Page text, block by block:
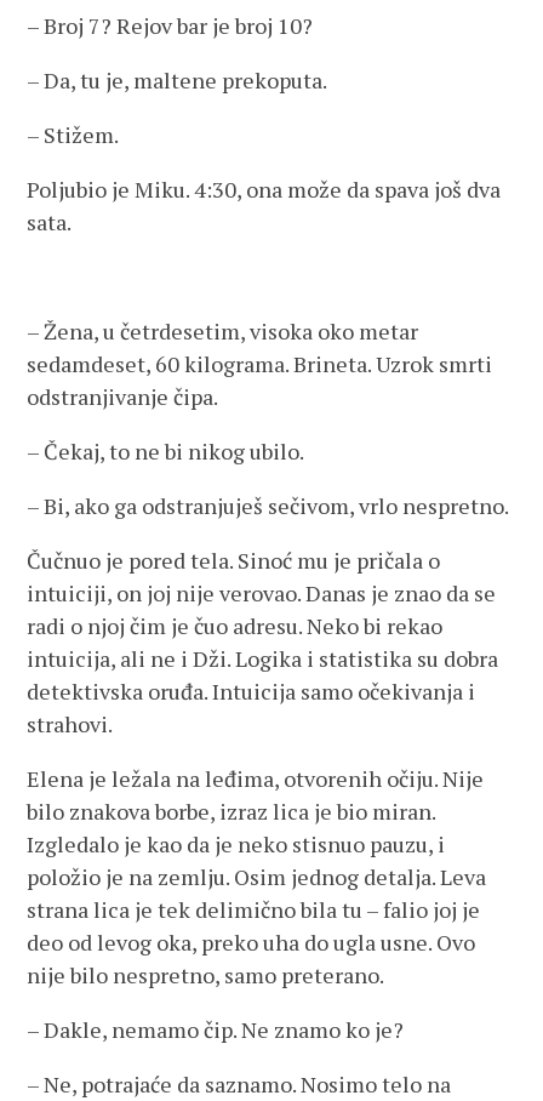
– Broj 7? Rejov bar je broj 10?
– Da, tu je, maltene prekoputa.
– Stižem.
Poljubio je Miku. 4:30, ona može da spava još dva
sata.
– Žena, u četrdesetim, visoka oko metar
sedamdeset, 60 kilograma. Brineta. Uzrok smrti
odstranjivanje čipa.
– Čekaj, to ne bi nikog ubilo.
– Bi, ako ga odstranjuješ sečivom, vrlo nespretno.
Čučnuo je pored tela. Sinoć mu je pričala o
intuiciji, on joj nije verovao. Danas je znao da se
radi o njoj čim je čuo adresu. Neko bi rekao
intuicija, ali ne i Dži. Logika i statistika su dobra
detektivska oruđa. Intuicija samo očekivanja i
strahovi.
Elena je ležala na leđima, otvorenih očiju. Nije
bilo znakova borbe, izraz lica je bio miran.
Izgledalo je kao da je neko stisnuo pauzu, i
položio je na zemlju. Osim jednog detalja. Leva
strana lica je tek delimično bila tu – falio joj je
deo od levog oka, preko uha do ugla usne. Ovo
nije bilo nespretno, samo preterano.
– Dakle, nemamo čip. Ne znamo ko je?
– Ne, potrajaće da saznamo. Nosimo telo na